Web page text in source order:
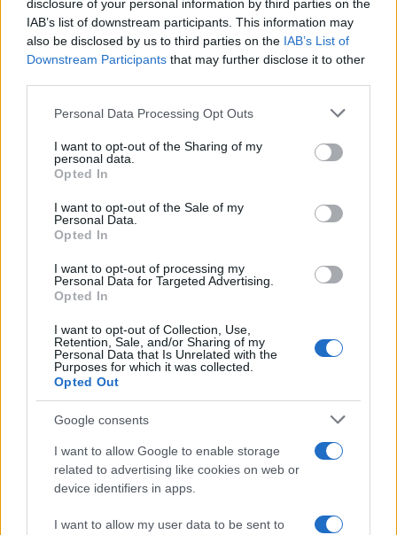
disclosure of your personal information by third parties on the
IAB’s list of downstream participants. This information may
also be disclosed by us to third parties on the IAB’s List of
Downstream Participants that may further disclose it to other
Please note that this website/app uses one or more Google
not limited to your visit or usage behaviour. You may click to
grant or deny consent to Google and its third-party tags to
use your data for below specified purposes in below Google
consent section.
Personal Data Processing Opt Outs
I want to opt-out of the Sharing of my
personal data.
Opted In
I want to opt-out of the Sale of my
Personal Data.
Opted In
I want to opt-out of processing my
Personal Data for Targeted Advertising.
Opted In
I want to opt-out of Collection, Use,
Retention, Sale, and/or Sharing of my
Personal Data that Is Unrelated with the
Purposes for which it was collected.
Opted Out
Google consents
I want to allow Google to enable storage
related to advertising like cookies on web or
device identifiers in apps.
I want to allow my user data to be sent to
Finanza sostenibile e dati ESG: l’impatto sulle imprese
italiane
Ilaria Galli · 8 Ago 2026
Retention nel settore finanziario: soluzioni per
fidelizzare i professionisti nel 2026
ESG AZIENDE